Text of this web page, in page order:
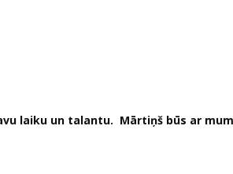
laiku un talantu. Mārtiņš būs ar